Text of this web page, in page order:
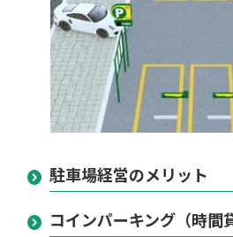
駐車場経営のメリット
コインパーキング（時間